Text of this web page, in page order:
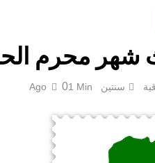
شهر محرم
سنتين Ago 01 Min